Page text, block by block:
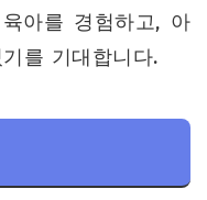
아를 경험하고, 아
를 기대합니다.